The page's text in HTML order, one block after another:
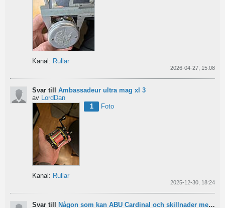
Kanal: Rullar
2026-04-27, 15:08
Svar till Ambassadeur ultra mag xl 3
av LordDan
1
Foto
Kanal: Rullar
2025-12-30, 18:24
Svar till
Någon som kan ABU Cardinal och skillnader mellan äldre rullar?